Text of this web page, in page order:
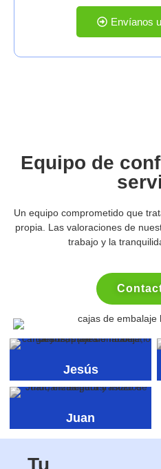
Envíanos
Equipo de
Un equipo comprometido que
propia. Las valoraciones de
trabajo y la
Jesús
Juan
Tu